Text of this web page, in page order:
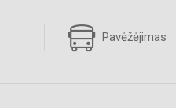
Pavėžėjimas